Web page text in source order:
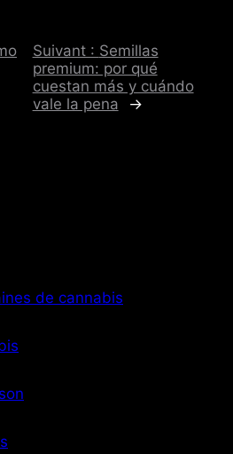
Suivant : Semillas
premium: por qué
cuestan más y cuándo
vale la pena
→
de cannabis